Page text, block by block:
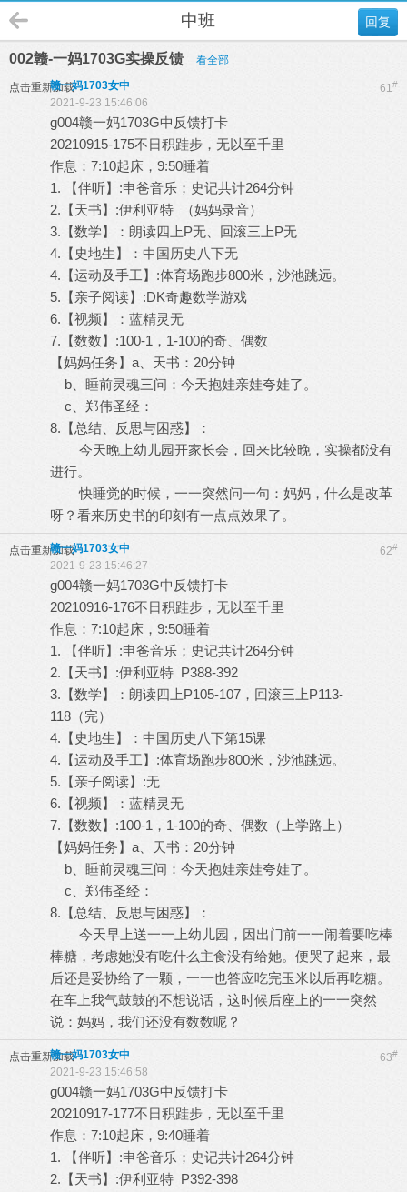
回复
中班
002赣-一妈1703G实操反馈 看全部
点击重新加载 61#
赣一妈1703女中
2021-9-23 15:46:06
g004赣一妈1703G中反馈打卡
20210915-175不日积跬步，无以至千里
作息：7:10起床，9:50睡着
1. 【伴听】:申爸音乐；史记共计264分钟
2.【天书】:伊利亚特 （妈妈录音）
3.【数学】：朗读四上P无、回滚三上P无
4.【史地生】：中国历史八下无
4.【运动及手工】:体育场跑步800米，沙池跳远。
5.【亲子阅读】:DK奇趣数学游戏
6.【视频】：蓝精灵无
7.【数数】:100-1，1-100的奇、偶数
【妈妈任务】a、天书：20分钟
b、睡前灵魂三问：今天抱娃亲娃夸娃了。
c、郑伟圣经：
8.【总结、反思与困惑】：
今天晚上幼儿园开家长会，回来比较晚，实操都没有
进行。
快睡觉的时候，一一突然问一句：妈妈，什么是改革
呀？看来历史书的印刻有一点点效果了。
点击重新加载 62#
赣一妈1703女中
2021-9-23 15:46:27
g004赣一妈1703G中反馈打卡
20210916-176不日积跬步，无以至千里
作息：7:10起床，9:50睡着
1. 【伴听】:申爸音乐；史记共计264分钟
2.【天书】:伊利亚特 P388-392
3.【数学】：朗读四上P105-107，回滚三上P113-
118（完）
4.【史地生】：中国历史八下第15课
4.【运动及手工】:体育场跑步800米，沙池跳远。
5.【亲子阅读】:无
6.【视频】：蓝精灵无
7.【数数】:100-1，1-100的奇、偶数（上学路上）
【妈妈任务】a、天书：20分钟
b、睡前灵魂三问：今天抱娃亲娃夸娃了。
c、郑伟圣经：
8.【总结、反思与困惑】：
今天早上送一一上幼儿园，因出门前一一闹着要吃棒
棒糖，考虑她没有吃什么主食没有给她。便哭了起来，最
后还是妥协给了一颗，一一也答应吃完玉米以后再吃糖。
在车上我气鼓鼓的不想说话，这时候后座上的一一突然
说：妈妈，我们还没有数数呢？
点击重新加载 63#
赣一妈1703女中
2021-9-23 15:46:58
g004赣一妈1703G中反馈打卡
20210917-177不日积跬步，无以至千里
作息：7:10起床，9:40睡着
1. 【伴听】:申爸音乐；史记共计264分钟
2.【天书】:伊利亚特 P392-398